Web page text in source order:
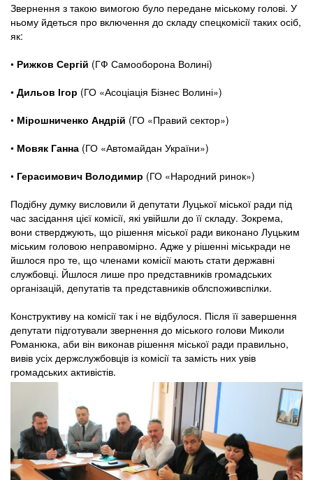
Звернення з такою вимогою було передане міському голові. У
ньому йдеться про включення до складу спецкомісії таких осіб,
як:
• Рижков Сергій (ГФ Самооборона Волині)
• Дильов Ігор (ГО «Асоціація Бізнес Волині»)
• Мірошниченко Андрій (ГО «Правий сектор»)
• Мовяк Ганна (ГО «Автомайдан України»)
• Герасимович Володимир (ГО «Народний ринок»)
Подібну думку висловили й депутати Луцької міської ради під
час засідання цієї комісії, які увійшли до її складу. Зокрема,
вони стверджують, що рішення міської ради виконано Луцьким
міським головою неправомірно. Адже у рішенні міськради не
йшлося про те, що членами комісії мають стати державні
службовці. Йшлося лише про представників громадських
організацій, депутатів та представників облспоживспілки.
Конструктиву на комісії так і не відбулося. Після її завершення
депутати підготували звернення до міського голови Миколи
Романюка, аби він виконав рішення міської ради правильно,
вивів усіх держслужбовців із комісії та замість них увів
громадських активістів.